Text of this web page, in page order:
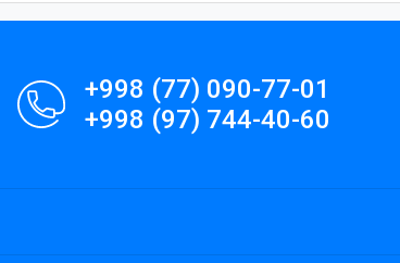
+998 (77) 090-77-01
+998 (97) 744-40-60